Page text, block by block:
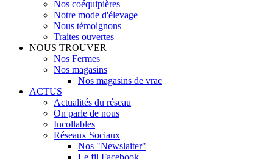
Nos coéquipières
Notre mode d'élevage
Nous témoignons
Traites ouvertes
NOUS TROUVER
Nos Fermes
Nos magasins
Nos magasins de vrac
ACTUS
Actualités du réseau
On parle de nous
Incollables
Réseaux Sociaux
Nos "Newslaiter"
Le fil Facebook